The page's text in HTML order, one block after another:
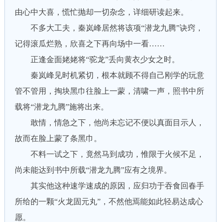
由心中大喜，慌忙抛却一切杂念，详细研读起来。
不多大工夫，秦岚峰居然将该项“潜龙九腾”诀窍，
记得滚瓜烂熟，欣喜之下再向场中一看……
正逢金面姥姥将“驼龙”丢向黄衣少女之时。
秦岚峰见时机紧切，根本就顾不得自己刚学的玩意
管不管用，掏块黑巾往脸上一蒙，清啸一声，照书中所
载将“潜龙九腾”施将出来。
敢情，情急之下，他尚未忘记不便以真面目示人，
故而在脸上蒙了条黑巾。
不料一试之下，竟然马到成功，惟限于火候不足，
尚未能达到书中所载“潜龙九腾”应有之境界。
其实他这种速学速成的原因，应归功于吞食回春手
所给的一颗“火龙固元丸”，不然他焉能如此轻易达成心
愿。